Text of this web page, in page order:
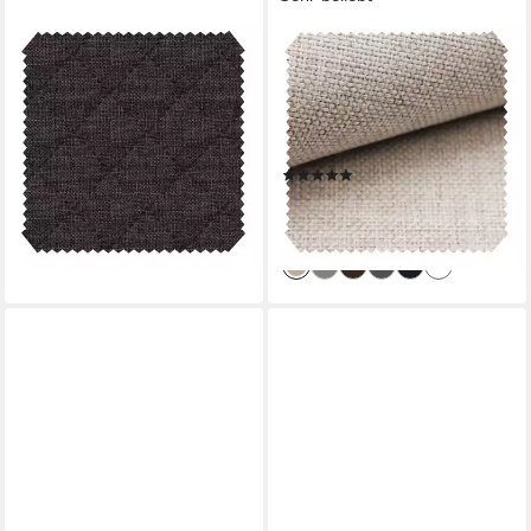
NOVELY®
Stoff novely® LUSO - Mélange
Webstoff - 3-lagig gesteppter
Volumen Möbelstof
5,99 €
(5,99 €/ 1 m)
lieferbar - in 3-4 Werktagen bei dir
NOVELY®
Stoff MUDAU Grob gewebter
Möbelstoff, Robust, Mélange,
Handwebcharakter,
Pflegeleicht, Meterware, 1lfm
(33)
9,99 €
(9,99 €/ 1 m)
lieferbar - in 3-4 Werktagen bei dir